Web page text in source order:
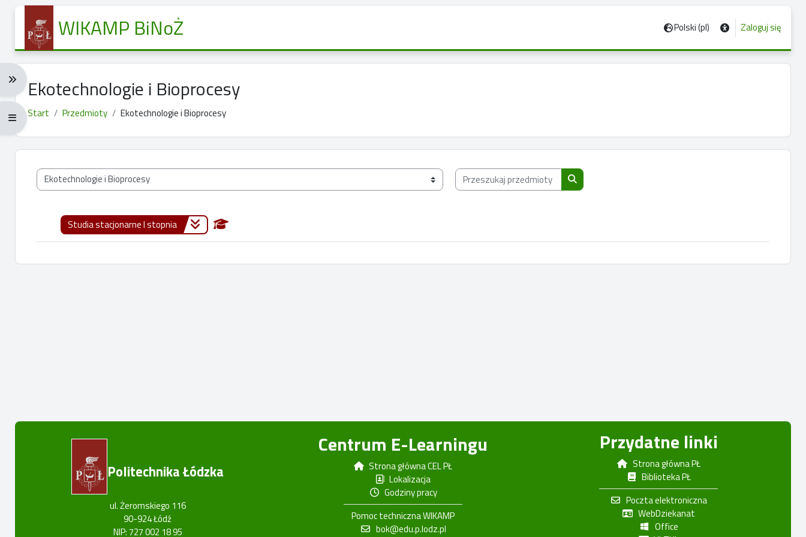
WIKAMP BiNoŻ Polski ‎(pl)‎ Zaloguj się
Rozwiń menu nawigacji: Ctrl + Alt + →
Rozwiń menu pełnoekranowe: Ctrl + Alt + f
Ekotechnologie i Bioprocesy
Start Przedmioty Ekotechnologie i Bioprocesy
Kategorie przedmiotów
Przeszukaj przedmioty wg nazwy, opisu lub prowadzącego
Przeszukaj przedmioty wg nazwy, opisu lub prowadzącego
Studia stacjonarne I stopnia
Politechnika Łódzka
ul. Żeromskiego 116
90-924 Łódź
NIP: 727 002 18 95
Centrum E-Learningu
Strona główna CEL PŁ
Lokalizacja
Godziny pracy
Pomoc techniczna WIKAMP
bok@edu.p.lodz.pl
Przydatne linki
Strona główna PŁ
Biblioteka PŁ
Poczta elektroniczna
WebDziekanat
Office